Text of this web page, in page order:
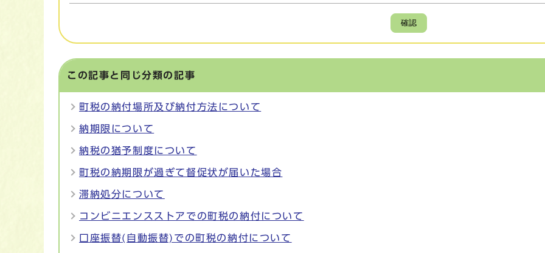
確認
この記事と同じ分類の記事
町税の納付場所及び納付方法について
納期限について
納税の猶予制度について
町税の納期限が過ぎて督促状が届いた場合
滞納処分について
コンビニエンスストアでの町税の納付について
口座振替(自動振替)での町税の納付について